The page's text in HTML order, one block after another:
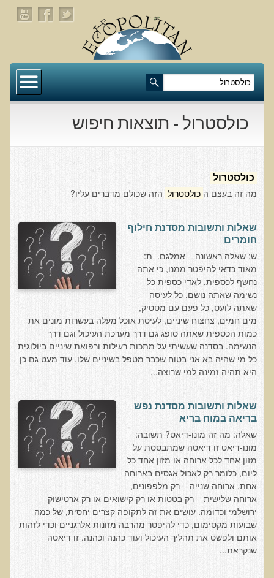
דף הבית
תעלומת שומן הדולפינים: מה גילינו כששתי קבוצות
זהות התבגרו… הפוך?
הרצאה ב 28/11/25 טיפים מפתיעים ופשוטים לבריאות
איתנה ואריכות-ימים
רפואה פונקציונאלית
מצבים קליניים ספציפיים
מהי רפואה פונקציונאלית טבעית?
שאלונים רפואיים פונקציונאליים
טופס קבלה לייעוץ קליני
טופס הרשמה לקבלת ייעוץ / טיפול + טופס פרטי בריאות
שאלון DASS
שאלון נוירוביהוויוראלי
שאלון מערכת התריס
בדיקת טמפרטורה
שאלון אוטואימוני
שאלון קנדידה
שאלון סימפטומים של קרינת רדיו
כולסטרול - תוצאות חיפוש
כולסטרול
מה זה בעצם ה כולסטרול הזה שכולם מדברים עליו?
שאלות ותשובות מסדנת חילוף
חומרים
ש: שאלה ראשונה – אמלגם. ת:
מאוד כדאי להיפטר ממנו, כי אתה
נחשף לכספית, לאדי כספית כל
נשימה שאתה נושם, כל לעיסה
שאתה לועס, כל פעם עם מסטיק,
מים חמים, צחצוח שיניים, לעיסת אוכל מעלה בעשרות מונים את
כמות הכספית שאתה סופג גם דרך מערכת העיכול וגם דרך
הנשימה. בסדנה שעשיתי על מתכות רעילות ורפואת שיניים ביולוגית
כל מי שהיה בא אני בטוח שכבר מטפל בשיניים שלו. עוד מעט גם כן
היא תהיה זמינה למי שרוצה...
שאלות ותשובות מסדנת נפש
בריאה במוח בריא
שאלה: מה זה מונו-דיאט? תשובה:
מונו-דיאט זו דיאטה שמתבססת על
מזון אחד לכל ארוחה או מזון אחד כל
ליום, כלומר רק לאכול אגסים בארוחה
אחת, ארוחה שנייה – רק מלפפונים,
ארוחה שלישית – רק בטטות או רק קישואים או רק ארטישוק
ירושלמי וכדומה. עושים את זה לתקופה קצרים יחסית, של כמה
שבועות מקסימום, כדי להיפטר מהרבה מזונות אלרגניים וכדי לזהות
אותם ולפשט את תהליך העיכול ועוד כהנה וכהנה. זו דיאטה
שנקראת...